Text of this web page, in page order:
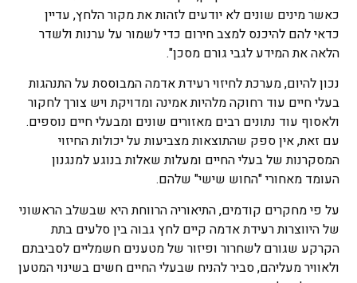
כאשר מינים שונים לא יודעים לזהות את מקור הלחץ, עדיין
כדאי להם להיכנס למצב חירום כדי לשמור על ערנות ולשדר
הלאה את המידע לגבי גורם מסכן".
נכון להיום, מערכת לחיזוי רעידת אדמה המבוססת על התנהגות
בעלי חיים עוד רחוקה מלהיות אמינה ומדויקת ויש צורך לחקור
ולאסוף עוד נתונים רבים מאזורים שונים ומבעלי חיים נוספים.
עם זאת, אין ספק שהתוצאות מצביעות על יכולות החיזוי
המסקרנות של בעלי החיים ומעלות שאלות בנוגע למנגנון
העומד מאחורי "החוש שישי" שלהם.
על פי מחקרים קודמים, התיאוריה הרווחת היא שבשלב הראשוני
של היווצרות רעידת אדמה קיים לחץ גבוה בין סלעים בתת
הקרקע שגורם לשחרור ופיזור של מטענים חשמליים לסביבתם
ולאוויר מעליהם, סביר להניח שבעלי החיים חשים בשינוי המטען